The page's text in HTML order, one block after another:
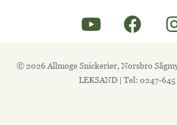
© 2026 Allmoge Snickerier, Norsbro
LEKSAND | Tel: 0247-645